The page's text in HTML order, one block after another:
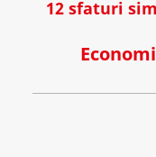
12 sfaturi